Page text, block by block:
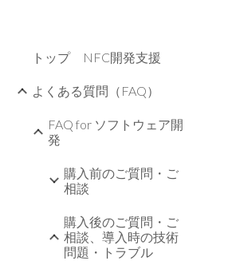
トップ NFC開発支援
よくある質問（FAQ）
FAQ for ソフトウェア開
発
購入前のご質問・ご
相談
購入後のご質問・ご
相談、導入時の技術
問題・トラブル